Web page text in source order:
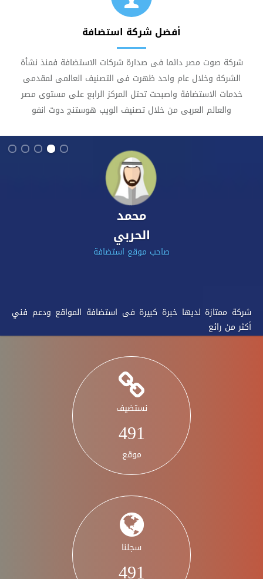
أفضل شركة استضافة
شركة صوت مصر دائما فى صدارة شركات الاستضافة فمنذ نشأة
الشركة وخلال عام واحد ظهرت فى التصنيف العالمى لمقدمى
خدمات الاستضافة واصبحت تحتل المركز الرابع على مستوى مصر
والعالم العربى من خلال تصنيف الويب هوستنج دوت انفو
محمد
الحربي
صاحب موقع استضافة
شركة ممتازة لديها خبرة كبيرة فى استضافة المواقع ودعم فني
أكثر من رائع
نستضيف
576
موقع
سجلنا